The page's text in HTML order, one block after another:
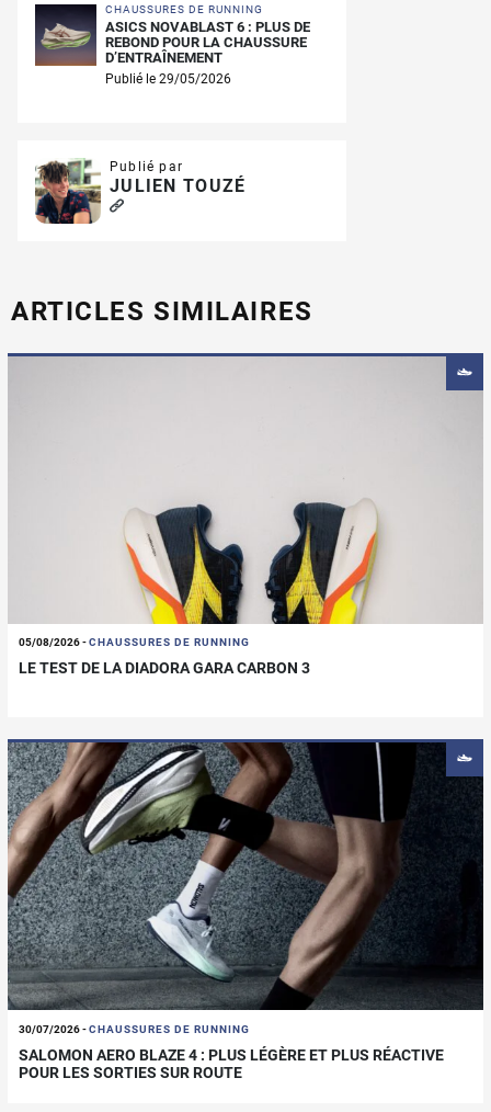
CHAUSSURES DE RUNNING
ASICS NOVABLAST 6 : PLUS DE
REBOND POUR LA CHAUSSURE
D’ENTRAÎNEMENT
Publié le 29/05/2026
Publié par
JULIEN TOUZÉ
ARTICLES SIMILAIRES
05/08/2026-CHAUSSURES DE RUNNING
LE TEST DE LA DIADORA GARA CARBON 3
30/07/2026-CHAUSSURES DE RUNNING
SALOMON AERO BLAZE 4 : PLUS LÉGÈRE ET PLUS RÉACTIVE
POUR LES SORTIES SUR ROUTE